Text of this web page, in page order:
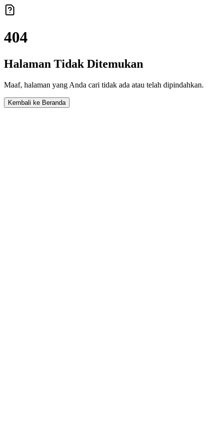
404
Halaman Tidak Ditemukan
Maaf, halaman yang Anda cari tidak ada atau telah dipindahkan.
Kembali ke Beranda